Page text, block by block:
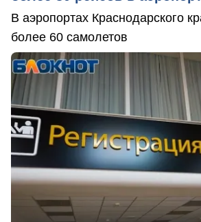
В аэропортах Краснодарского
более 60 самолетов